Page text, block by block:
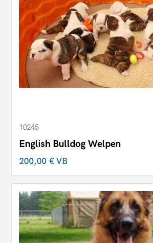
10245
English Bulldog Welpen
200,00 €VB